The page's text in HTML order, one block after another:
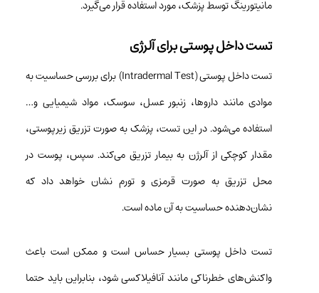
مانیتورینگ توسط پزشک، مورد استفاده قرار می‌گیرد.
تست داخل پوستی برای آلرژی
تست داخل پوستی (Intradermal Test) برای بررسی حساسیت به
موادی مانند داروها، زنبور عسل، سوسک، مواد شیمیایی و…
استفاده می‌شود. در این تست، پزشک به صورت تزریق زیرپوستی،
مقدار کوچکی از آلرژن به بیمار تزریق می‌کند. سپس، پوست در
محل تزریق به صورت قرمزی و تورم نشان خواهد داد که
نشان‌دهنده حساسیت به آن ماده است.
تست داخل پوستی بسیار حساس است و ممکن است باعث
واکنش‌های خطرناکی مانند آنافیلاکسی شود، بنابراین باید حتما